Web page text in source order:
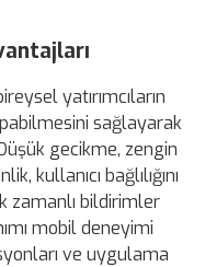
yatırımcıların
sağlayarak
gecikme, zengin
kullanıcı bağlılığını
zamanlı bildirimler
mobil deneyimi
ve uygulama